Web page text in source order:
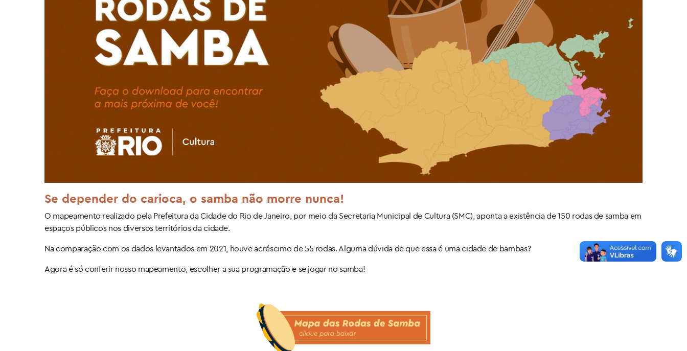
Se depender do carioca, o samba não morre nunca!
O mapeamento realizado pela Prefeitura da Cidade do Rio de Janeiro, por meio da Secretaria Municipal de Cultura (SMC), aponta a existência de 150 rodas de samba em
espaços públicos nos diversos territórios da cidade.
Na comparação com os dados levantados em 2021, houve acréscimo de 55 rodas. Alguma dúvida de que essa é uma cidade de bambas?
Agora é só conferir nosso mapeamento, escolher a sua programação e se jogar no samba!